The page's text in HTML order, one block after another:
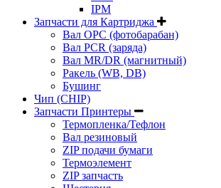
IPM
Запчасти для Картриджа
Вал OPC (фотобарабан)
Вал PCR (заряда)
Вал MR/DR (магнитный)
Ракель (WB, DB)
Бушинг
Чип (CHIP)
Запчасти Принтеры
Термопленка/Тефлон
Вал резиновый
ZIP подачи бумаги
Термоэлемент
ZIP запчасть